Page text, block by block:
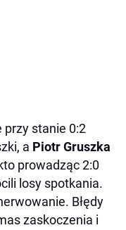
przy stanie 0:2
a Piotr Gruszka
prowadząc 2:0
losy spotkania.
Błędy
zaskoczenia i